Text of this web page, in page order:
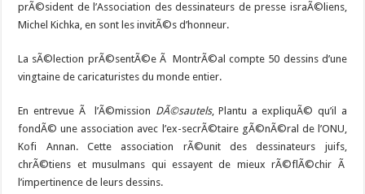
prÃ©sident de l’Association des dessinateurs de presse israÃ©liens,
Michel Kichka, en sont les invitÃ©s d’honneur.
La sÃ©lection prÃ©sentÃ©e Ã MontrÃ©al compte 50 dessins d’une
vingtaine de caricaturistes du monde entier.
En entrevue Ã l’Ã©mission DÃ©sautels, Plantu a expliquÃ© qu’il a
fondÃ© une association avec l’ex-secrÃ©taire gÃ©nÃ©ral de l’ONU,
Kofi Annan. Cette association rÃ©unit des dessinateurs juifs,
chrÃ©tiens et musulmans qui essayent de mieux rÃ©flÃ©chir Ã
l’impertinence de leurs dessins.